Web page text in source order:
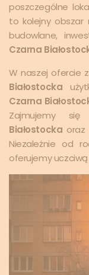
poszczególne
to kolejny obszar
budowlane,
Czarna
W naszej ofercie
Białostocka
Czarna
Zajmujemy
Białostocka oraz
Niezależnie od
oferujemy